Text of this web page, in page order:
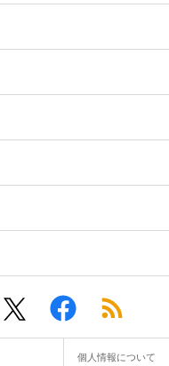
個人情報について